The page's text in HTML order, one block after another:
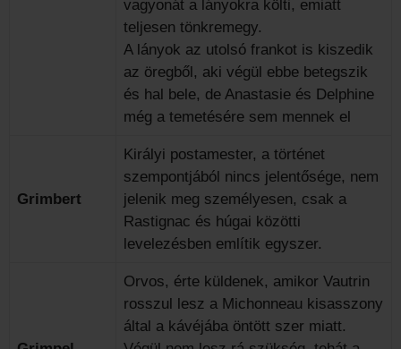
vagyonát a lányokra költi, emiatt
teljesen tönkremegy.
A lányok az utolsó frankot is kiszedik
az öregből, aki végül ebbe betegszik
és hal bele, de Anastasie és Delphine
még a temetésére sem mennek el
Grimbert
Királyi postamester, a történet
szempontjából nincs jelentősége, nem
jelenik meg személyesen, csak a
Rastignac és húgai közötti
levelezésben említik egyszer.
Orvos, érte küldenek, amikor Vautrin
rosszul lesz a Michonneau kisasszony
által a kávéjába öntött szer miatt.